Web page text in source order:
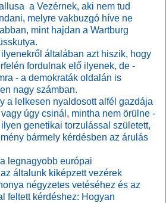
a Vezérnek, aki nem tud
melyre vakbuzgó híve ne
mint hajdan a Wartburg
általában azt hiszik, hogy
fordulnak elő ilyenek, de -
- a demokraták oldalán is
nagy számban.
a lelkesen nyaldosott alfél gazdája
úgy csinál, mintha nem örülne -
genetikai torzulással született,
bármely kérdésben az árulás
legnagyobb európai
általunk kiképzett vezérek
négyzetes vetéséhez és az
feltett kérdéshez: Hogyan